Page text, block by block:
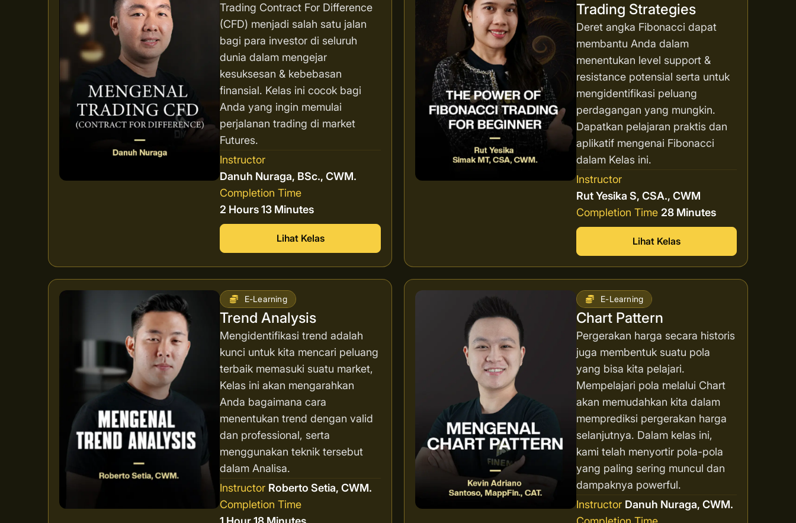
Trading Contract For Difference
(CFD) menjadi salah satu jalan
bagi para investor di seluruh
dunia dalam mengejar
kesuksesan & kebebasan
finansial. Kelas ini cocok bagi
Anda yang ingin memulai
perjalanan trading di market
Futures.
Instructor
Danuh Nuraga, BSc., CWM.
Completion Time
2 Hours 13 Minutes
Lihat Kelas
Trading Strategies
Deret angka Fibonacci dapat
membantu Anda dalam
menentukan level support &
resistance potensial serta untuk
mengidentifikasi peluang
perdagangan yang mungkin.
Dapatkan pelajaran praktis dan
aplikatif mengenai Fibonacci
dalam Kelas ini.
Instructor
Rut Yesika S, CSA., CWM
Completion Time 28 Minutes
Lihat Kelas
E-Learning
Trend Analysis
Mengidentifikasi trend adalah
kunci untuk kita mencari peluang
terbaik memasuki suatu market,
Kelas ini akan mengarahkan
Anda bagaimana cara
menentukan trend dengan valid
dan professional, serta
menggunakan teknik tersebut
dalam Analisa.
Instructor Roberto Setia, CWM.
Completion Time
E-Learning
Chart Pattern
Pergerakan harga secara historis
juga membentuk suatu pola
yang bisa kita pelajari.
Mempelajari pola melalui Chart
akan memudahkan kita dalam
memprediksi pergerakan harga
selanjutnya. Dalam kelas ini,
kami telah menyortir pola-pola
yang paling sering muncul dan
dampaknya powerful.
Instructor Danuh Nuraga, CWM.